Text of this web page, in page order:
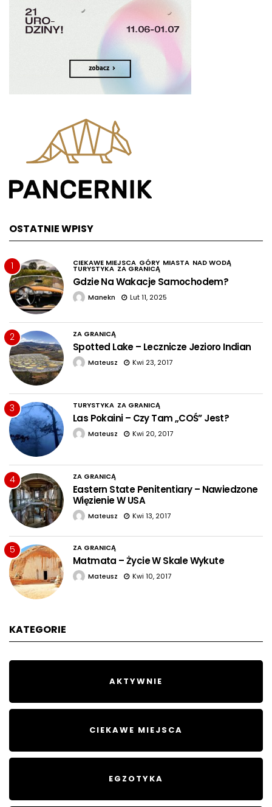
OSTATNIE WPISY
1 CIEKAWE MIEJSCA GÓRY MIASTA NAD WODĄ
TURYSTYKA ZA GRANICĄ
Gdzie Na Wakacje Samochodem?
Manekn Lut 11, 2025
2 ZA GRANICĄ
Spotted Lake – Lecznicze Jezioro Indian
Mateusz Kwi 23, 2017
3 TURYSTYKA ZA GRANICĄ
Las Pokaini – Czy Tam „COŚ” Jest?
Mateusz Kwi 20, 2017
4 ZA GRANICĄ
Eastern State Penitentiary – Nawiedzone
Więzienie W USA
Mateusz Kwi 13, 2017
5 ZA GRANICĄ
Matmata – Życie W Skale Wykute
Mateusz Kwi 10, 2017
KATEGORIE
AKTYWNIE
CIEKAWE MIEJSCA
EGZOTYKA